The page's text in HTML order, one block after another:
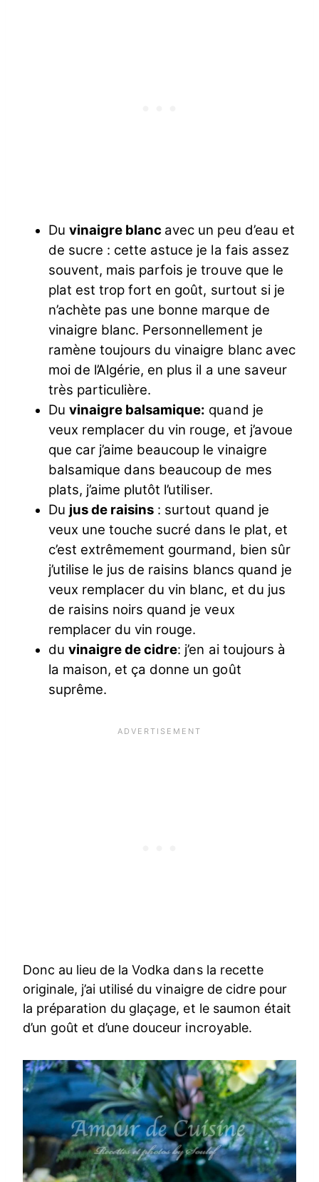
Duvinaigre blanc avec un peu d’eau et
de sucre : cette astuce je la fais assez
souvent, mais parfois je trouve que le
plat est trop fort en goût, surtout si je
n’achète pas une bonne marque de
vinaigre blanc. Personnellement je
ramène toujours du vinaigre blanc avec
moi de l’Algérie, en plus il a une saveur
très particulière.
Duvinaigre balsamique: quand je
veux remplacer du vin rouge, et j’avoue
que car j’aime beaucoup le vinaigre
balsamique dans beaucoup de mes
plats, j’aime plutôt l’utiliser.
Du jus de raisins : surtout quand je
veux une touche sucré dans le plat, et
c’est extrêmement gourmand, bien sûr
j’utilise le jus de raisins blancs quand je
veux remplacer du vin blanc, et du jus
de raisins noirs quand je veux
remplacer du vin rouge.
duvinaigre de cidre: j’en ai toujours à
la maison, et ça donne un goût
suprême.
Donc au lieu de la Vodka dans la recette
originale, j’ai utilisé du vinaigre de cidre pour
la préparation du glaçage, et le saumon était
d’un goût et d’une douceur incroyable.